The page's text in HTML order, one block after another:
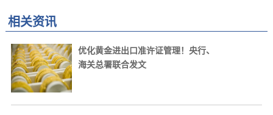
相关资讯
优化黄金进出口准许证管理！央行、
海关总署联合发文